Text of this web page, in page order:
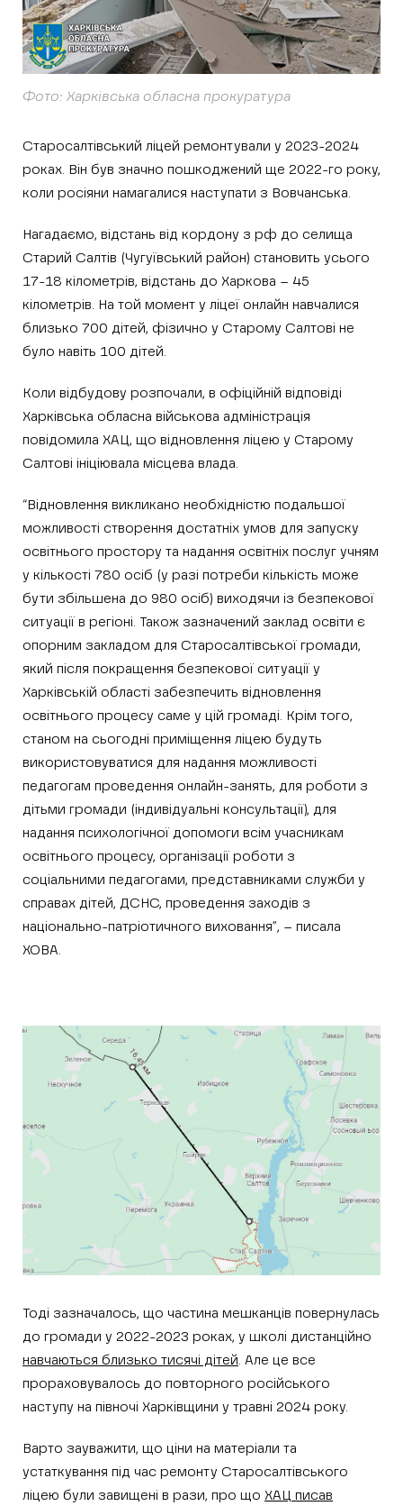
Фото: Харківська обласна прокуратура
Старосалтівський ліцей ремонтували у 2023-2024
роках. Він був значно пошкоджений ще 2022-го року,
коли росіяни намагалися наступати з Вовчанська.
Нагадаємо, відстань від кордону з рф до селища
Старий Салтів (Чугуївський район) становить усього
17-18 кілометрів, відстань до Харкова – 45
кілометрів. На той момент у ліцеї онлайн навчалися
близько 700 дітей, фізично у Старому Салтові не
було навіть 100 дітей.
Коли відбудову розпочали, в офіційній відповіді
Харківська обласна військова адміністрація
повідомила ХАЦ, що відновлення ліцею у Старому
Салтові ініціювала місцева влада.
“Відновлення викликано необхідністю подальшої
можливості створення достатніх умов для запуску
освітнього простору та надання освітніх послуг учням
у кількості 780 осіб (у разі потреби кількість може
бути збільшена до 980 осіб) виходячи із безпекової
ситуації в регіоні. Також зазначений заклад освіти є
опорним закладом для Старосалтівської громади,
який після покращення безпекової ситуації у
Харківській області забезпечить відновлення
освітнього процесу саме у цій громаді. Крім того,
станом на сьогодні приміщення ліцею будуть
використовуватися для надання можливості
педагогам проведення онлайн-занять, для роботи з
дітьми громади (індивідуальні консультації), для
надання психологічної допомоги всім учасникам
освітнього процесу, організації роботи з
соціальними педагогами, представниками служби у
справах дітей, ДСНС, проведення заходів з
національно-патріотичного виховання”, – писала
ХОВА.
Тоді зазначалось, що частина мешканців повернулась
до громади у 2022-2023 роках, у школі дистанційно
навчаються близько тисячі дітей. Але це все
прораховувалось до повторного російського
наступу на півночі Харківщини у травні 2024 року.
Варто зауважити, що ціни на матеріали та
устаткування під час ремонту Старосалтівського
ліцею були завищені в рази, про що ХАЦ писав